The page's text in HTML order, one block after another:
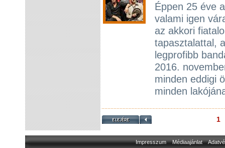
Éppen 25 éve
valami igen
az akkori
tapasztalattal,
legprofibb
2016.
minden eddigi
minden
1
Impresszum Médiaajánlat